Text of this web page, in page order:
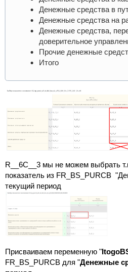
Денежные средства в
Денежные средства на
Денежные средства,
доверительное
Прочие денежные
Итого
R__6C__3 мы не можем выбрать
показатель изFR_BS_PURCB
текущий период
Присваиваем переменную "
FR_BS_PURCB для "Денежные